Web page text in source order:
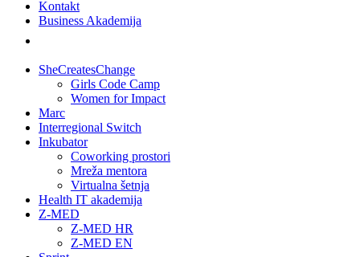
Kontakt
Business Akademija
SheCreatesChange
Girls Code Camp
Women for Impact
Marc
Interregional Switch
Inkubator
Coworking prostori
Mreža mentora
Virtualna šetnja
Health IT akademija
Z-MED
Z-MED HR
Z-MED EN